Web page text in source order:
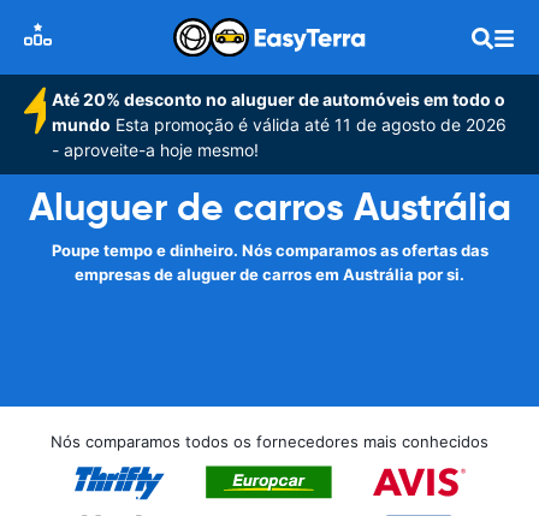
Até 20% desconto no aluguer de automóveis em todo o
mundo Esta promoção é válida até 11 de agosto de 2026
- aproveite-a hoje mesmo!
Aluguer de carros Austrália
Poupe tempo e dinheiro. Nós comparamos as ofertas das
empresas de aluguer de carros em Austrália por si.
Nós comparamos todos os fornecedores mais conhecidos